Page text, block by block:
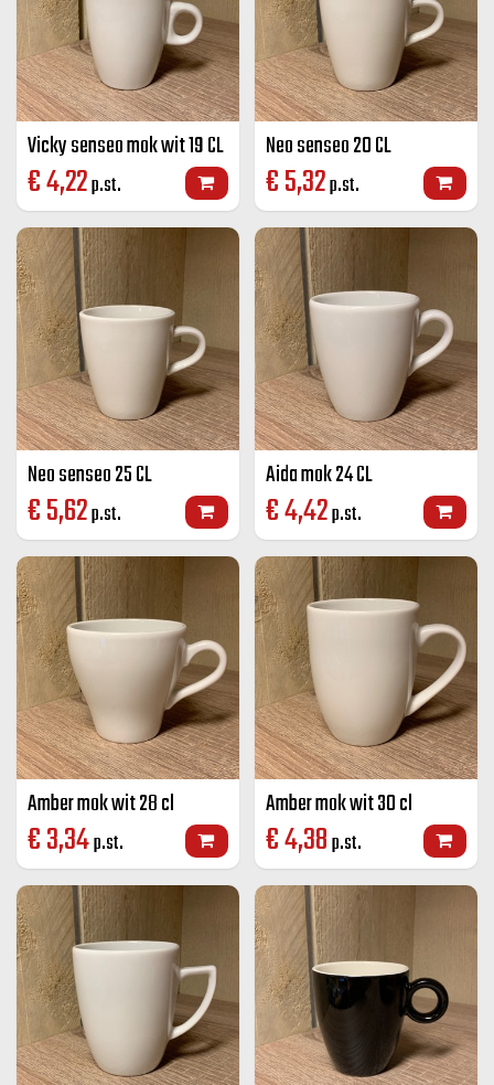
Vicky senseo mok wit 19 CL
€4,22p.st.
Neo senseo 20 CL
€5,32p.st.
Neo senseo 25 CL
€5,62p.st.
Aida mok 24 CL
€4,42p.st.
Amber mok wit 28 cl
€3,34p.st.
Amber mok wit 30 cl
€4,38p.st.